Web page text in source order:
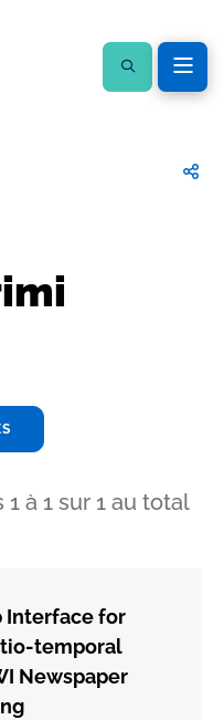
1 à 1 sur 1 au total
Interface for
temporal
Newspaper